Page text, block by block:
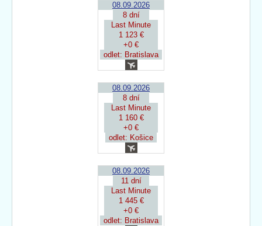
08.09.2026
8 dní
Last Minute
1 123 €
+0 €
odlet: Bratislava
08.09.2026
8 dní
Last Minute
1 160 €
+0 €
odlet: Košice
08.09.2026
11 dní
Last Minute
1 445 €
+0 €
odlet: Bratislava